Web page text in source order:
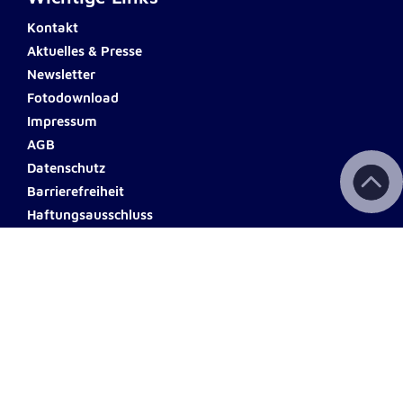
Kontakt
Aktuelles & Presse
Newsletter
Fotodownload
Impressum
AGB
Datenschutz
Barrierefreiheit
Haftungsausschluss
Zweck:
Einbinden von interaktiven Google Karten
Cookie Laufzeit:
6 Monate